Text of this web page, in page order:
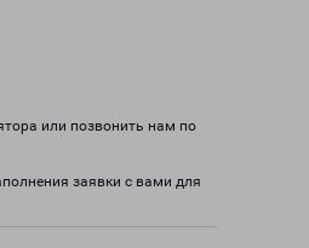
или позвонить нам по
заявки с вами для